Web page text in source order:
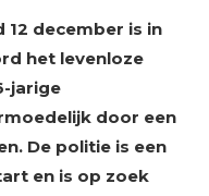
december is in
het levenloze
jarige
door een
De politie is een
en is op zoek